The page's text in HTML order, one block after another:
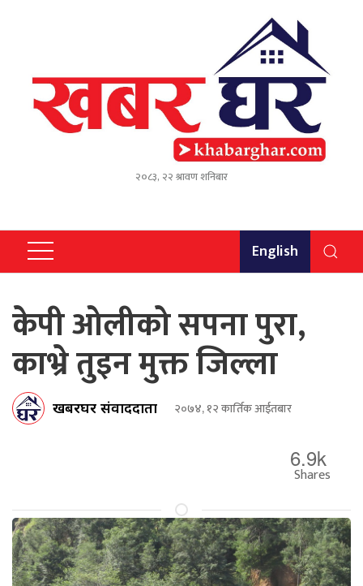
२०८३, २२ श्रावण शनिबार
English
केपी ओलीको सपना पुरा,
काभ्रे तुइन मुक्त जिल्ला
खबरघर संवाददाता २०७४, १२ कार्तिक आईतबार
6.9k
Shares